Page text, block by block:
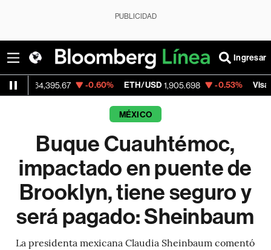
PUBLICIDAD
Ingresar
-0.60% ETH/USD 1,905.698 -0.53% Visa 370.47
MÉXICO
Buque Cuauhtémoc,
impactado en puente de
Brooklyn, tiene seguro y
será pagado: Sheinbaum
La presidenta mexicana Claudia Sheinbaum comentó